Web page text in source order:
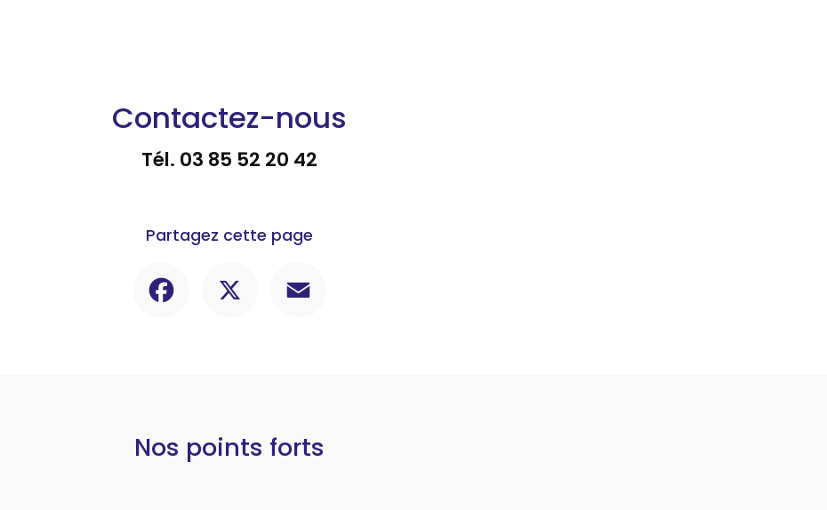
Contactez-nous
Tél. 03 85 52 20 42
Partagez cette page
Nos points forts